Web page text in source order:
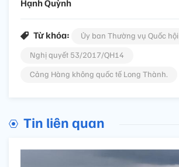
Hạnh Quỳnh
Từ khóa:
Ủy ban Thường vụ Quốc hội
Nghị quyết 53/2017/QH14
Cảng Hàng không quốc tế Long Thành.
Tin liên quan